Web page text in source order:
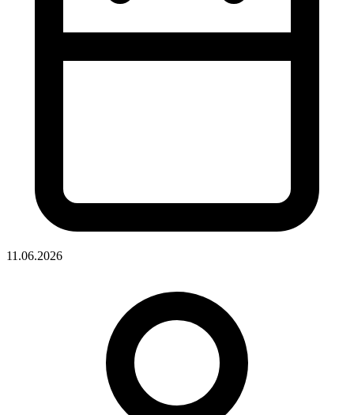
11.06.2026